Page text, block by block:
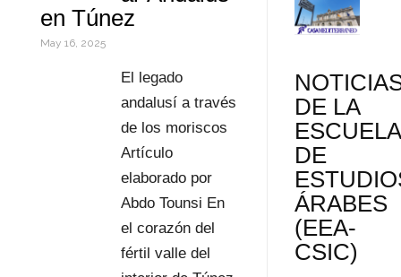
p
e
P
s
s
p
t
i
r
en Túnez
May 16, 2025
El legado
andalusí a través
de los moriscos
Artículo
elaborado por
Abdo Tounsi En
el corazón del
fértil valle del
DE LA
ESCUELA
DE
ÁRABES
(EEA-
CSIC)